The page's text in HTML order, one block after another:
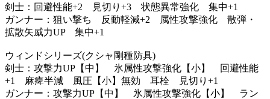
剣士：回避性能+2 見切り+3 状態異常強化 集中+1
ガンナー：狙い撃ち 反動軽減+2 属性攻撃強化 散弾・
拡散矢威力UP 集中+1
ウィンドシリーズ(クシャ剛種防具)
剣士：攻撃力UP【中】 氷属性攻撃強化【小】 回避性能
+1 麻痺半減 風圧【小】無効 耳栓 見切り+1
ガンナー：攻撃力UP【中】 氷属性攻撃強化【小】 ラン